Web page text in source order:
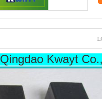
Qingdao Kwayt